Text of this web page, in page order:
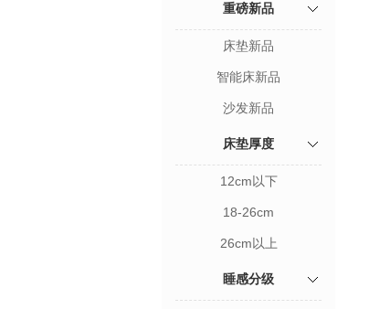
重磅新品
床垫新品
智能床新品
沙发新品
床垫厚度
12cm以下
18-26cm
26cm以上
睡感分级